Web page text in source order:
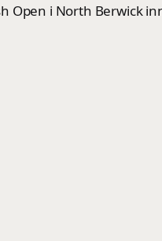
Open i North Berwick